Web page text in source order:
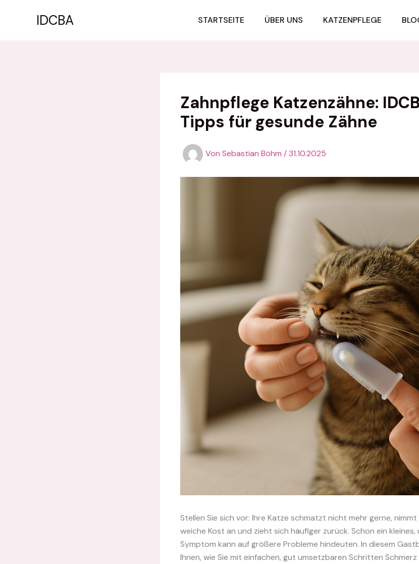
IDCBA STARTSEITE ÜBER UNS KATZENPFLEGE
Zahnpflege Katzenzähne:
Tipps für gesunde Zähne
Von Sebastian Böhm /31.10.2025
Stellen Sie sich vor: Ihre Katze schmatzt nicht mehr gerne,
weiche Kost an und zieht sich häufiger zurück. Schon ein kleines,
Symptom kann auf größere Probleme hindeuten. In diesem
Ihnen, wie Sie mit einfachen, gut umsetzbaren Schritten Schmerz